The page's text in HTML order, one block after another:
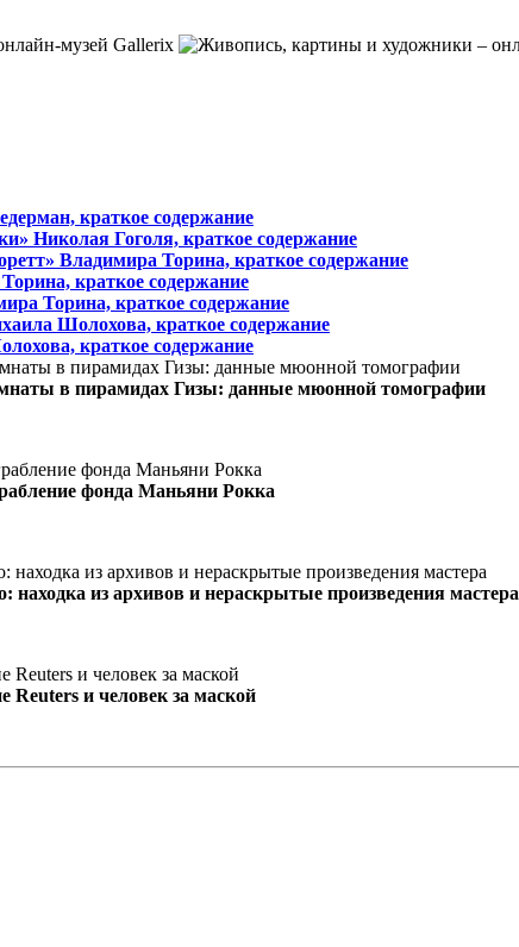
краткое содержание
Николая Гоголя, краткое содержание
Владимира Торина, краткое содержание
краткое содержание
Торина, краткое содержание
Шолохова, краткое содержание
краткое содержание
в пирамидах Гизы: данные мюонной томографии
фонда Маньяни Рокка
из архивов и нераскрытые произведения мастера
Reuters и человек за маской